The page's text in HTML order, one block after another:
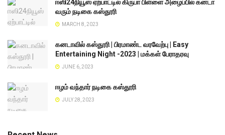
ஈஸி24நியூஸ் ஏற்பாட்டில் கிருபா பிள்ளை அழைப்பில் கனடா
வரும் நடிகை கஸ்தூரி
MARCH 8, 2023
கனடாவில் கஸ்தூரி | பிரமாண்ட வரவேற்பு | Easy
Entertaining Night -2023 | மக்கள் பேராதரவு
JUNE 6, 2023
ஈழம் வந்தார் நடிகை கஸ்தூரி
JULY 28, 2023